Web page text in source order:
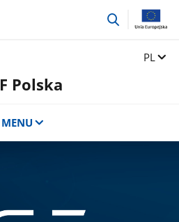
przejdź
Zmień
PL
Polska
MENU